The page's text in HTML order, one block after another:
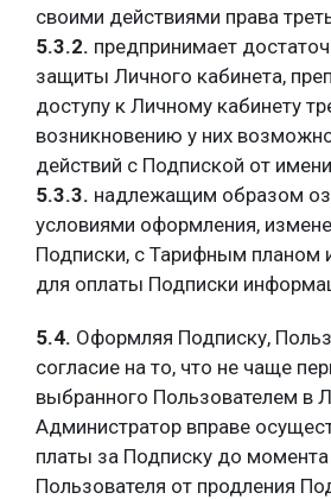
своими действиями права
5.3.2. предпринимает
защиты Личного кабинета,
доступу к Личному кабинету
возникновению у них
действий с Подпиской от
5.3.3. надлежащим образом
условиями оформления,
Подписки, с Тарифным планом
для оплаты Подписки
5.4. Оформляя Подписку,
согласие на то, что не чаще
выбранного Пользователем в
Администратор вправе
платы за Подписку до момента
Пользователя от продления